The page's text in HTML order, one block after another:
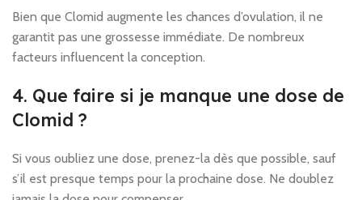
Bien que Clomid augmente les chances d’ovulation, il ne
garantit pas une grossesse immédiate. De nombreux
facteurs influencent la conception.
4. Que faire si je manque une dose de
Clomid ?
Si vous oubliez une dose, prenez-la dès que possible, sauf
s’il est presque temps pour la prochaine dose. Ne doublez